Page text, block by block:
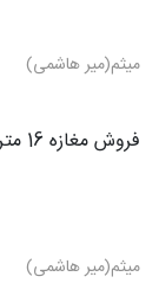
میثم(میر هاشمی)
فروش مغازه 16 متری
میثم(میر هاشمی)